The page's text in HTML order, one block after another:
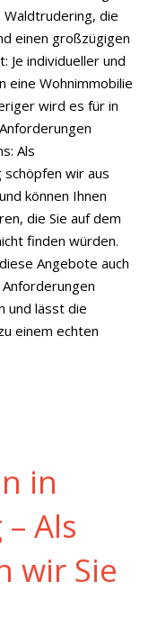
Waldtrudering, die
einen großzügigen
Je individueller und
eine Wohnimmobilie
wird es für in
Als
wir aus
können Ihnen
die Sie auf dem
finden würden.
Angebote auch
und lässt die
einem echten
in
Als
wir Sie